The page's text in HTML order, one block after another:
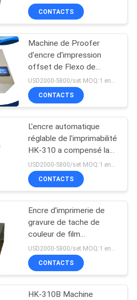
CONTACTS
Machine de Proofer
d'encre d'impression
offset de Flexo de
gravure pour le
laboratoire
USD2000-5800/set MOQ:1 ensemble
CONTACTS
L'encre automatique
réglable de l'imprimabilité
HK-310 a compensé la
machine de Proofer
avec l'injecteur d'encre
USD2000-5800/set MOQ:1 ensemble
CONTACTS
Encre d'imprimerie de
gravure de tache de
couleur de film
d'emballage de
laboratoire Proofer
CONTACTS
HK-310B Machine